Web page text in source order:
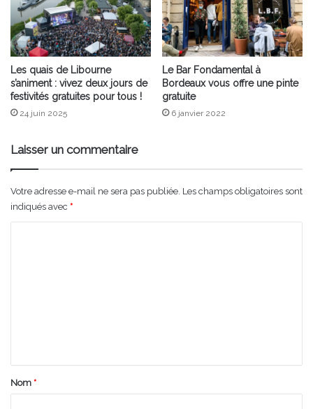
Les quais de Libourne
s’animent : vivez deux jours de
festivités gratuites pour tous !
24 juin 2025
Le Bar Fondamental à
Bordeaux vous offre une pinte
gratuite
6 janvier 2022
Laisser un commentaire
Votre adresse e-mail ne sera pas publiée. Les champs obligatoires sont
indiqués avec *
aNom *